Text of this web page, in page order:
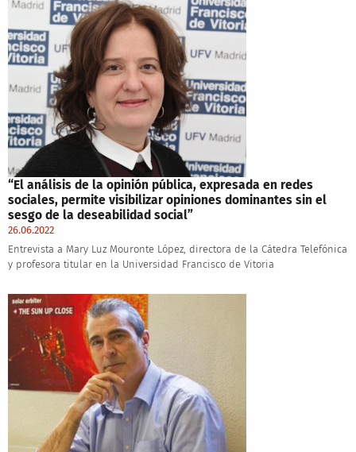
“El análisis de la opinión pública, expresada en redes
sociales, permite visibilizar opiniones dominantes sin el
sesgo de la deseabilidad social”
26.06.2022
Entrevista a Mary Luz Mouronte López, directora de la Cátedra Telefónica
y profesora titular en la Universidad Francisco de Vitoria